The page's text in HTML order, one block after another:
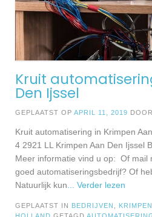
Kruit
Den Ijssel
GEPLAATST OP APRIL 11, 2019 DOOR
Kruit automatisering in Krimpen
4 2921 LL Krimpen Aan Den Ijssel
Meer informatie vind u op: Of mail
goed automatiseringsbedrijf? Of
Natuurlijk kun... Verder lezen
GEPLAATST IN BEDRIJVEN